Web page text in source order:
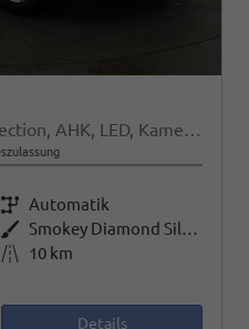
Selection 1.5 TSI DSG Selection, AHK, LED, Kamera, Ladeboden, Winter, 16-Zoll
Getriebe Automatik
Außenfarbe
Smokey Diamond Silver Metallic
Kilometerstand
10 km
Details